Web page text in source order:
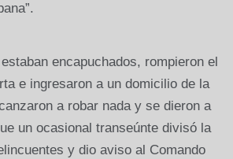
encapuchados, rompieron el
e ingresaron a un domicilio de la
a robar nada y se dieron a
un ocasional transeúnte divisó la
y dio aviso al Comando